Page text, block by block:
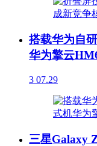
搭载华为自
华为擎云
3 07.29
三星Galaxy